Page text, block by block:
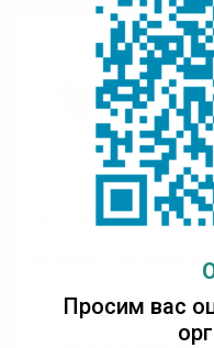
26.05.2021
Билсибэтэх доҕордуулар
Просим вас